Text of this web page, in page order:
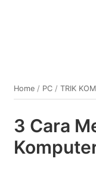
Home / PC /TRIK
3 Cara